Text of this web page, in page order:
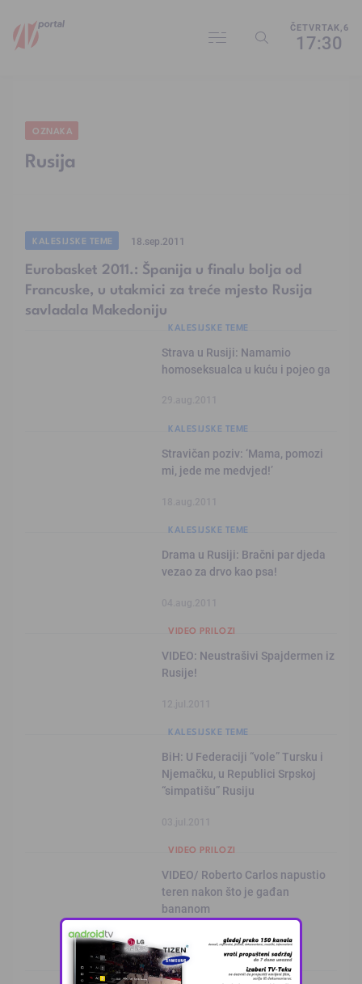
ČETVRTAK,6
17:30
OZNAKA
Rusija
KALESIJSKE TEME 18.sep.2011
Eurobasket 2011.: Španija u finalu bolja od
Francuske, u utakmici za treće mjesto Rusija
savladala Makedoniju
KALESIJSKE TEME
Strava u Rusiji: Namamio
homoseksualca u kuću i pojeo ga
KALESIJSKE TEME
Stravičan poziv: ‘Mama, pomozi
mi, jede me medvjed!’
KALESIJSKE TEME
Drama u Rusiji: Bračni par djeda
vezao za drvo kao psa!
VIDEO PRILOZI
VIDEO: Neustrašivi Spajdermen iz
Rusije!
KALESIJSKE TEME
BiH: U Federaciji “vole” Tursku i
Njemačku, u Republici Srpskoj
“simpatišu” Rusiju
VIDEO PRILOZI
VIDEO/ Roberto Carlos napustio
teren nakon što je gađan
bananom
KALESIJSKE TEME